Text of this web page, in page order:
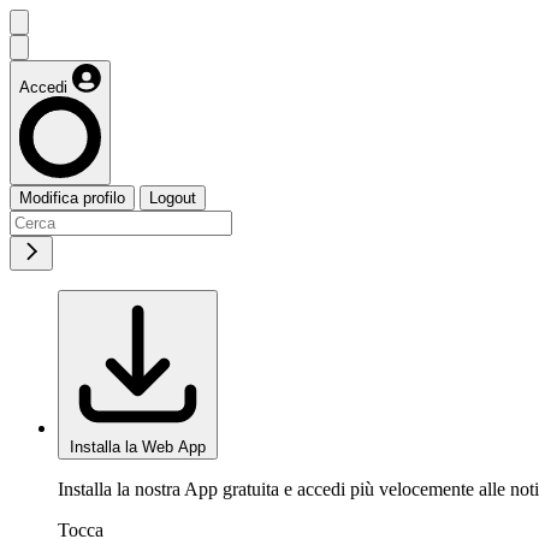
Accedi
Modifica profilo Logout
Installa la Web App
Installa la nostra App gratuita e accedi più velocemente alle
Tocca